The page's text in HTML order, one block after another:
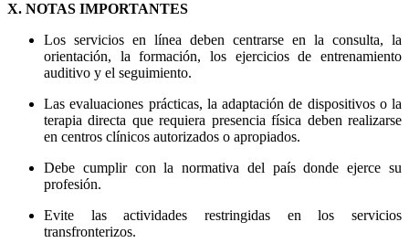
X. NOTAS IMPORTANTES
Los servicios en línea deben centrarse en la consulta, la
orientación, la formación, los ejercicios de entrenamiento
auditivo y el seguimiento.
Las evaluaciones prácticas, la adaptación de dispositivos o la
terapia directa que requiera presencia física deben realizarse
en centros clínicos autorizados o apropiados.
Debe cumplir con la normativa del país donde ejerce su
profesión.
Evite las actividades restringidas en los servicios
transfronterizos.